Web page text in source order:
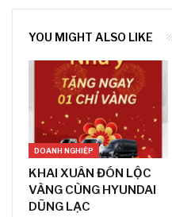
YOU MIGHT ALSO LIKE
DOANH NGHIỆP
KHAI XUÂN ĐÓN LỘC
VÀNG CÙNG HYUNDAI
DŨNG LẠC